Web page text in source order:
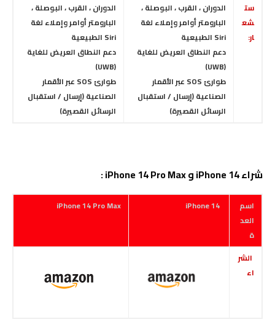
ست
شع
ار:
الدوران ، القرب ، البوصلة ،
البارومتر أوامر وإملاء لغة
Siri الطبيعية
دعم النطاق العريض للغاية
(UWB)
طوارئ SOS عبر الأقمار
الصناعية (إرسال / استقبال
الرسائل القصيرة)
الدوران ، القرب ، البوصلة ،
البارومتر أوامر وإملاء لغة
Siri الطبيعية
دعم النطاق العريض للغاية
(UWB)
طوارئ SOS عبر الأقمار
الصناعية (إرسال / استقبال
الرسائل القصيرة)
شراء iPhone 14 و iPhone 14 Pro Max :
اسم
العد
ة
iPhone 14
iPhone 14 Pro Max
الشر
اء